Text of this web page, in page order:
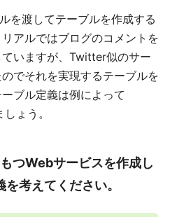
を渡してテーブルを作成する
アルではブログのコメントを
いますが、Twitter似のサー
でそれを実現するテーブルを
ブル定義は例によって
ょう。
つWebサービスを作成し
考えてください。